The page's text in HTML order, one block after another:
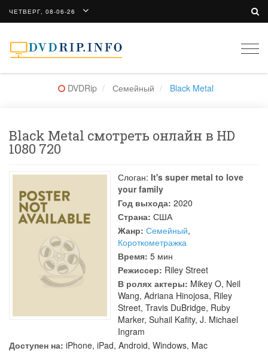
ЧЕТВЕРГ, 08-06-26
DVDRip Семейный Black Metal
Black Metal смотреть онлайн в HD
1080 720
Слоган: It's super metal to love
your family
Год выхода: 2020
Страна: США
Жанр: Семейный,
Короткометражка
Время: 5 мин
Режиссер: Riley Street
В ролях актеры: Mikey O, Neil
Wang, Adriana Hinojosa, Riley
Street, Travis DuBridge, Ruby
Marker, Suhail Kafity, J. Michael
Ingram
Доступен на: iPhone, iPad, Android, Windows, Mac